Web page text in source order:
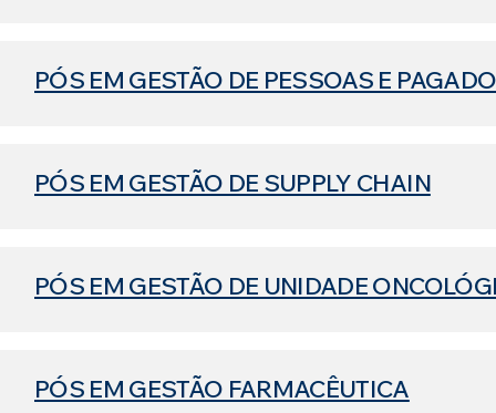
PÓS EM GESTÃO DE PESSOAS E
PÓS EM GESTÃO DE SUPPLY CHAIN
PÓS EM GESTÃO DE UNIDADE
PÓS EM GESTÃO FARMACÊUTICA